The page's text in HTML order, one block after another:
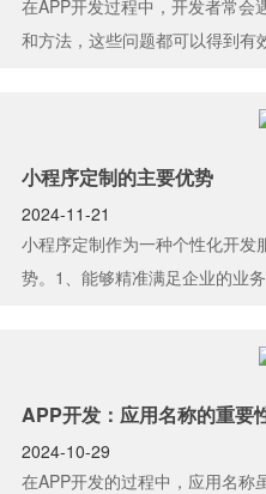
在APP开发过程中，开发者常会
和方法，这些问题都可以得到有
小程序定制的主要优势
2024-11-21
小程序定制作为一种个性化开发
势。1、能够精准满足企业的业
APP开发：应用名称的重要
2024-10-29
在APP开发的过程中，应用名称